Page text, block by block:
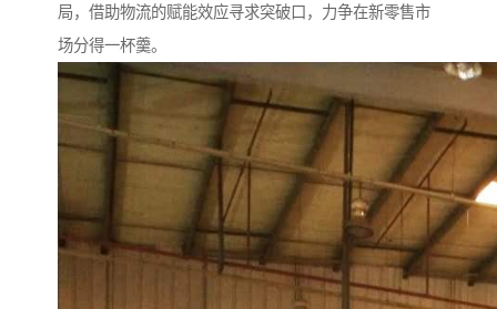
局，借助物流的赋能效应寻求突破口，力争在新零售市
场分得一杯羹。